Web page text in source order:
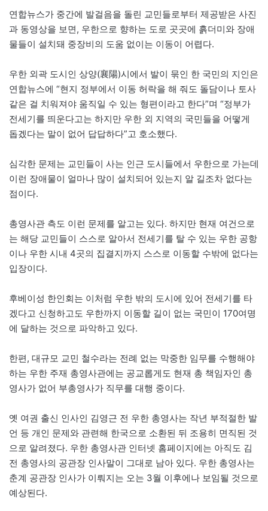
연합뉴스가 중간에 발걸음을 돌린 교민들로부터 제공받은 사진
과 동영상을 보면, 우한으로 향하는 도로 곳곳에 흙더미와 장애
물들이 설치돼 중장비의 도움 없이는 이동이 어렵다.
우한 외곽 도시인 상양(襄陽)시에서 발이 묶인 한 국민의 지인은
연합뉴스에 “현지 정부에서 이동 허락을 해 줘도 돌담이나 토사
같은 걸 치워져야 움직일 수 있는 형편이라고 한다”며 “정부가
전세기를 띄운다고는 하지만 우한 외 지역의 국민들을 어떻게
돕겠다는 말이 없어 답답하다”고 호소했다.
심각한 문제는 교민들이 사는 인근 도시들에서 우한으로 가는데
이런 장애물이 얼마나 많이 설치되어 있는지 알 길조차 없다는
점이다.
총영사관 측도 이런 문제를 알고는 있다. 하지만 현재 여건으로
는 해당 교민들이 스스로 알아서 전세기를 탈 수 있는 우한 공항
이나 우한 시내 4곳의 집결지까지 스스로 이동할 수밖에 없다는
입장이다.
후베이성 한인회는 이처럼 우한 밖의 도시에 있어 전세기를 타
겠다고 신청하고도 우한까지 이동할 길이 없는 국민이 170여명
에 달하는 것으로 파악하고 있다.
한편, 대규모 교민 철수라는 전례 없는 막중한 임무를 수행해야
하는 우한 주재 총영사관에는 공교롭게도 현재 총 책임자인 총
영사가 없어 부총영사가 직무를 대행 중이다.
옛 여권 출신 인사인 김영근 전 우한 총영사는 작년 부적절한 발
언 등 개인 문제와 관련해 한국으로 소환된 뒤 조용히 면직된 것
으로 알려졌다. 우한 총영사관 인터넷 홈페이지에는 아직도 김
전 총영사의 공관장 인사말이 그대로 남아 있다. 우한 총영사는
춘계 공관장 인사가 이뤄지는 오는 3월 이후에나 보임될 것으로
예상된다.